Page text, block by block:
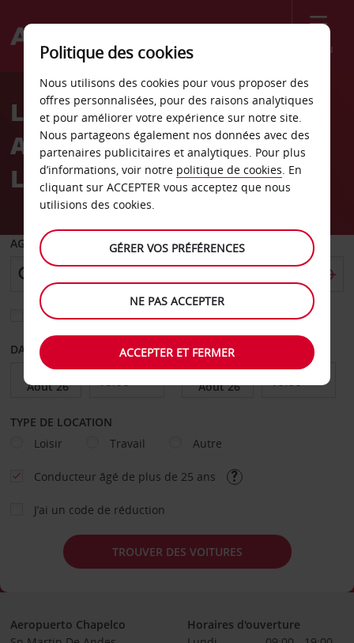
Menu
Welcome
AvisLocation de voiture
Aéroport de San Matin De
Los Andes
AGENCE DE DÉPART
Sélectionnez une autre agence de retour
DATE DE DÉPART DATE DE RETOUR
TYPE DE LOCATION
Loisir
Travail Autre
Conducteur âgé de plus de 25 ans
J’ai un code de réduction
TROUVER DES VOITURES
Aeropuerto Chapelco
Horaires d'ouverture
Politique des cookies
Nous utilisons des cookies pour vous proposer des
offres personnalisées, pour des raisons analytiques
et pour améliorer votre expérience sur notre site.
Nous partageons également nos données avec des
partenaires publicitaires et analytiques. Pour plus
d’informations, voir notre politique de cookies. En
cliquant sur ACCEPTER vous acceptez que nous
utilisions des cookies.
GÉRER VOS PRÉFÉRENCES
NE PAS ACCEPTER
ACCEPTER ET FERMER